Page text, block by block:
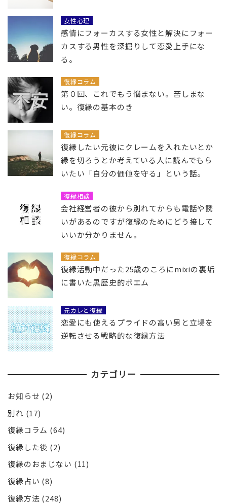
女性心理
感情にフォーカスする女性と解決にフォー
カスする男性を深掘りして恋愛上手にな
る。
復縁コラム
第０回、これでもう悩まない。苦しまな
い。復縁の基本のき
復縁コラム
復縁したい元彼にクレームを入れたいとか
縁を切ろうとか考えている人に読んでもら
いたい「自分の価値を守る」という話。
復縁相談
会社経営者の彼から別れてからも電話や誘
いがあるのですが復縁のためにどう接して
いいか分かりません。
復縁コラム
復縁活動中だった25歳のころにmixiの裏垢
に書いた黒歴史的ポエム
元カレと復縁
恋愛にも使えるプライドの高い男と立場を
逆転させる戦略的な復縁方法
カテゴリー
お知らせ (2)
別れ (17)
復縁コラム (64)
復縁した後 (2)
復縁のおまじない (11)
復縁占い (8)
復縁方法 (248)